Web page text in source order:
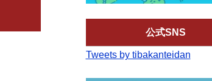
公式SNS
Tweets by tibakanteidan